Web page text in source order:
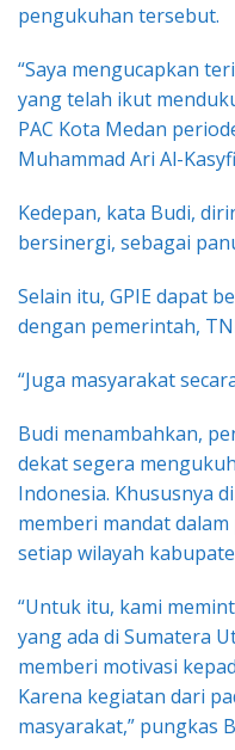
pengukuhan tersebut.
“Saya mengucapkan
yang telah ikut
PAC Kota Medan
Muhammad Ari Al-
Kedepan, kata Budi,
bersinergi, sebagai
Selain itu, GPIE dapat
dengan pemerintah,
“Juga masyarakat
Budi menambahkan,
dekat segera
Indonesia. Khususnya
memberi mandat
setiap wilayah
“Untuk itu, kami
yang ada di Sumatera
memberi motivasi
Karena kegiatan dari
masyarakat,” pungkas